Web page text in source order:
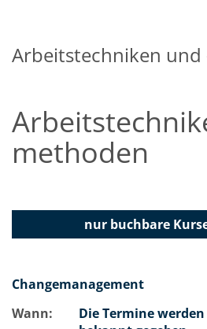
Arbeitstechniken
methoden
nur buchbare
Changemanagement
Wann:
Die Termine